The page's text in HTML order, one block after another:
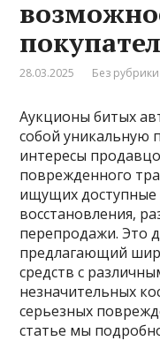
28.03.2025 Без рубрики
Аукционы битых
собой уникальную
интересы
поврежденного
ищущих доступные
восстановления,
перепродажи. Это
предлагающий
средств с
незначительных
серьезных
статье мы